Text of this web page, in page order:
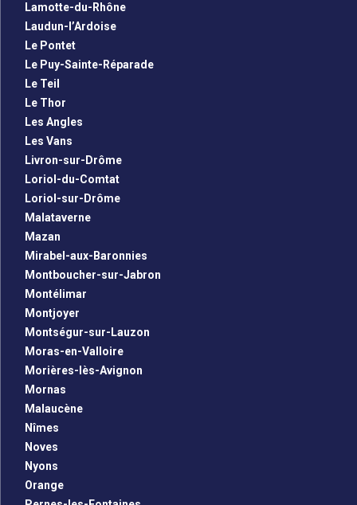
Lamotte-du-Rhône
Laudun-l’Ardoise
Le Pontet
Le Puy-Sainte-Réparade
Le Teil
Le Thor
Les Angles
Les Vans
Livron-sur-Drôme
Loriol-du-Comtat
Loriol-sur-Drôme
Malataverne
Mazan
Mirabel-aux-Baronnies
Montboucher-sur-Jabron
Montélimar
Montjoyer
Montségur-sur-Lauzon
Moras-en-Valloire
Morières-lès-Avignon
Mornas
Malaucène
Nîmes
Noves
Nyons
Orange